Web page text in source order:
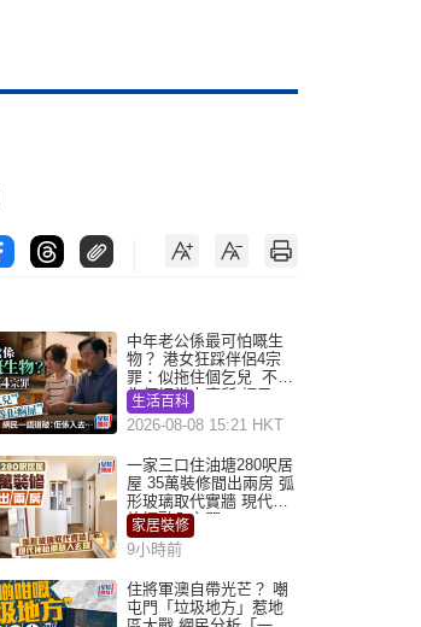
中年老公係最可怕嘅生
物？ 港女狂踩伴侶4宗
罪：似拖住個乞兒 不解
為何經常去廁所 網民一
語道破
生活百科
2026-08-08 15:21 HKT
一家三口住油塘280呎居
屋 35萬裝修間出兩房 弧
形玻璃取代實牆 現代神
枱櫃融入玄關
家居裝修
9小時前
住將軍澳自帶光芒？ 嘲
屯門「垃圾地方」惹地